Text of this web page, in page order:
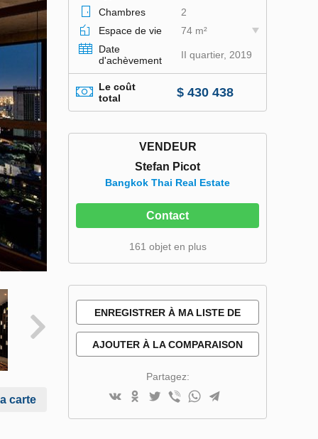
carte
Chambres
2
Espace de vie
74 m²
Date
d'achèvement
II quartier, 2019
Le coût
total
$ 430 438
VENDEUR
Stefan Picot
Bangkok Thai Real Estate
Contact
161 objet en plus
ENREGISTRER À MA LISTE DE
SOUHAITS
AJOUTER À LA COMPARAISON
Partagez: